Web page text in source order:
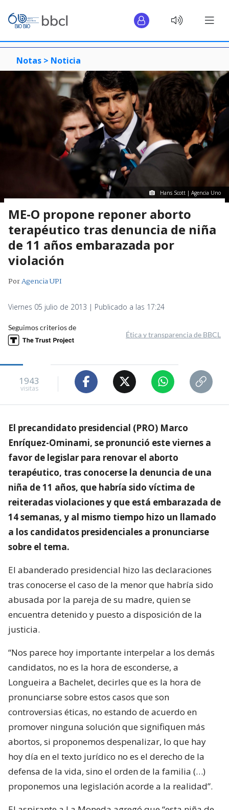
Notas > Noticia
Hans Scott | Agencia Uno
ME-O propone reponer aborto
terapéutico tras denuncia de niña
de 11 años embarazada por
violación
PorAgencia UPI
Viernes 05 julio de 2013 | Publicado a las 17:24
Seguimos criterios de
Ética y transparencia de BBCL
1943
visitas
El precandidato presidencial (PRO) Marco
Enríquez-Ominami, se pronunció este viernes a
favor de legislar para renovar el aborto
terapéutico, tras conocerse la denuncia de una
niña de 11 años, que habría sido víctima de
reiteradas violaciones y que está embarazada de
14 semanas, y al mismo tiempo hizo un llamado
a los candidatos presidenciales a pronunciarse
sobre el tema.
El abanderado presidencial hizo las declaraciones
tras conocerse el caso de la menor que habría sido
abusada por la pareja de su madre, quien se
encuentra detenido y puesto a disposición de la
justicia.
“Nos parece hoy importante interpelar a los demás
candidatos, no es la hora de esconderse, a
Longueira a Bachelet, decirles que es la hora de
pronunciarse sobre estos casos que son
controversias éticas, no estando de acuerdo en
promover ninguna solución que signifiquen más
abortos, si proponemos despenalizar, lo que hay
hoy día en el texto jurídico no es el derecho de la
defensa de la vida, sino el orden de la familia (…)
proponemos una legislación acorde a la realidad”.